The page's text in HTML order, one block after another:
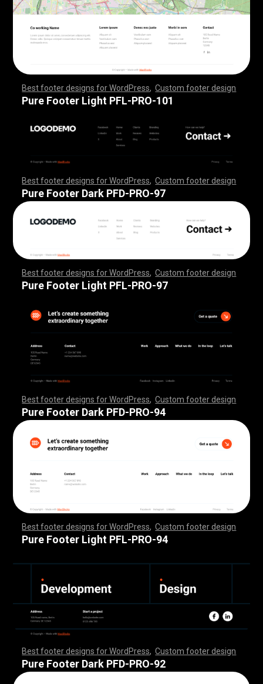
Best footer designs for WordPress ,Custom footer design
,,,,,,,,,,,,,,,,,,,,,,,,,,,,,,,,,,,,, ,,,,,,,,,,,,,,,,,,,,,,,,
,,,,,,,,,,,,,,,,,,,,,,,,,,,,,,,,,,,,, ,,,,,,,,,,,,,,,,,,,,,,,,
,,,,,,,,
Pure Footer Light PFL-PRO-101
Best footer designs for WordPress ,Custom footer design
,,,,,,,,,,,,,,,,,,,,,,,,,,,,,,,,,,,,, ,,,,,,,,,,,,,,,,,,,,,,,,
,,,,,,,,,,,,,,,,,,,,,,,,,,,,,,,,,,,,, ,,,,,,,,,,,,,,,,,,,,,,,,
,,,,,,,,
Pure Footer Dark PFD-PRO-97
Best footer designs for WordPress ,Custom footer design
,,,,,,,,,,,,,,,,,,,,,,,,,,,,,,,,,,,,, ,,,,,,,,,,,,,,,,,,,,,,,,
,,,,,,,,,,,,,,,,,,,,,,,,,,,,,,,,,,,,, ,,,,,,,,,,,,,,,,,,,,,,,,
,,,,,,,,
Pure Footer Light PFL-PRO-97
Best footer designs for WordPress ,Custom footer design
,,,,,,,,,,,,,,,,,,,,,,,,,,,,,,,,,,,,, ,,,,,,,,,,,,,,,,,,,,,,,,
,,,,,,,,,,,,,,,,,,,,,,,,,,,,,,,,,,,,, ,,,,,,,,,,,,,,,,,,,,,,,,
,,,,,,,,
Pure Footer Dark PFD-PRO-94
Best footer designs for WordPress ,Custom footer design
,,,,,,,,,,,,,,,,,,,,,,,,,,,,,,,,,,,,, ,,,,,,,,,,,,,,,,,,,,,,,,
,,,,,,,,,,,,,,,,,,,,,,,,,,,,,,,,,,,,, ,,,,,,,,,,,,,,,,,,,,,,,,
,,,,,,,,
Pure Footer Light PFL-PRO-94
Best footer designs for WordPress ,Custom footer design
,,,,,,,,,,,,,,,,,,,,,,,,,,,,,,,,,,,,, ,,,,,,,,,,,,,,,,,,,,,,,,
,,,,,,,,,,,,,,,,,,,,,,,,,,,,,,,,,,,,, ,,,,,,,,,,,,,,,,,,,,,,,,
,,,,,,,,
Pure Footer Dark PFD-PRO-92